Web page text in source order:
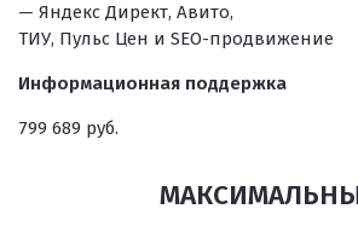
— Яндекс Директ, Авито,
ТИУ, Пульс Цен и SEO-продвижение
Информационная поддержка
799 689 руб.